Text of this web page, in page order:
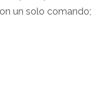
un solo comando;